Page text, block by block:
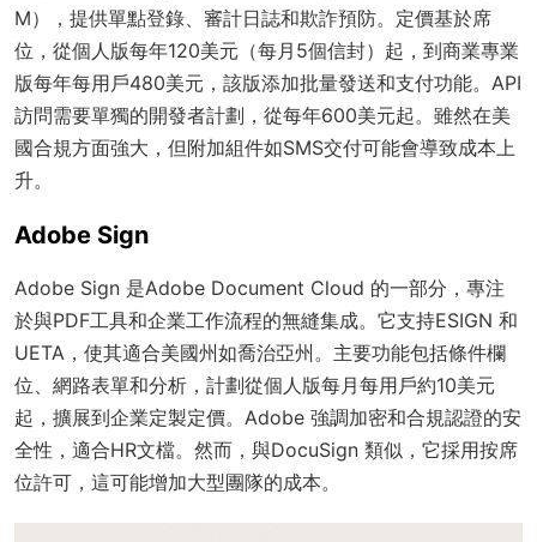
M），提供單點登錄、審計日誌和欺詐預防。定價基於席
位，從個人版每年120美元（每月5個信封）起，到商業專業
版每年每用戶480美元，該版添加批量發送和支付功能。API
訪問需要單獨的開發者計劃，從每年600美元起。雖然在美
國合規方面強大，但附加組件如SMS交付可能會導致成本上
升。
Adobe Sign
Adobe Sign 是Adobe Document Cloud 的一部分，專注
於與PDF工具和企業工作流程的無縫集成。它支持ESIGN 和
UETA，使其適合美國州如喬治亞州。主要功能包括條件欄
位、網路表單和分析，計劃從個人版每月每用戶約10美元
起，擴展到企業定製定價。Adobe 強調加密和合規認證的安
全性，適合HR文檔。然而，與DocuSign 類似，它採用按席
位許可，這可能增加大型團隊的成本。